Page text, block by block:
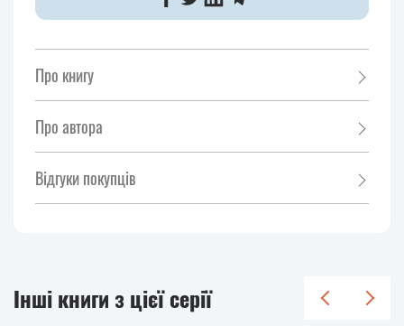
Про книгу
Про автора
Відгуки покупців
Інші книги з цієї серії